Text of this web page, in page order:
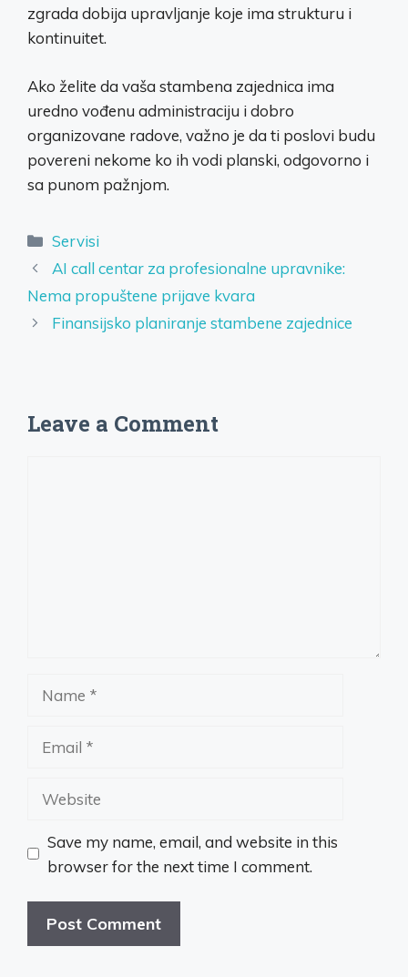
zgrada dobija upravljanje koje ima strukturu i
kontinuitet.
Ako želite da vaša stambena zajednica ima
uredno vođenu administraciju i dobro
organizovane radove, važno je da ti poslovi budu
povereni nekome ko ih vodi planski, odgovorno i
sa punom pažnjom.
Categories
Servisi
AI call centar za profesionalne upravnike:
Nema propuštene prijave kvara
Finansijsko planiranje stambene zajednice
Leave a Comment
Website
Save my name, email, and website in this
browser for the next time I comment.